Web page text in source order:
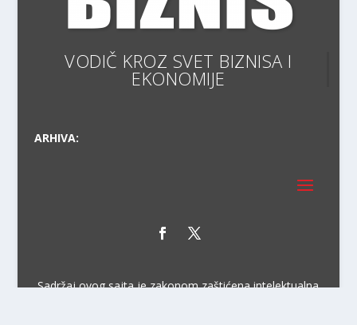
VODIČ KROZ SVET BIZNISA I EK
ARHIVA:
svojina preduzeća NiraPlus. Svako neovlašćeno